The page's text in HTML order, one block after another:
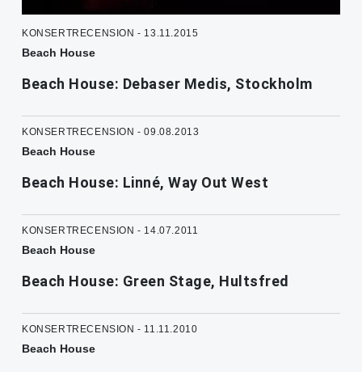
KONSERTRECENSION - 13.11.2015
Beach House
Beach House: Debaser Medis, Stockholm
KONSERTRECENSION - 09.08.2013
Beach House
Beach House: Linné, Way Out West
KONSERTRECENSION - 14.07.2011
Beach House
Beach House: Green Stage, Hultsfred
KONSERTRECENSION - 11.11.2010
Beach House